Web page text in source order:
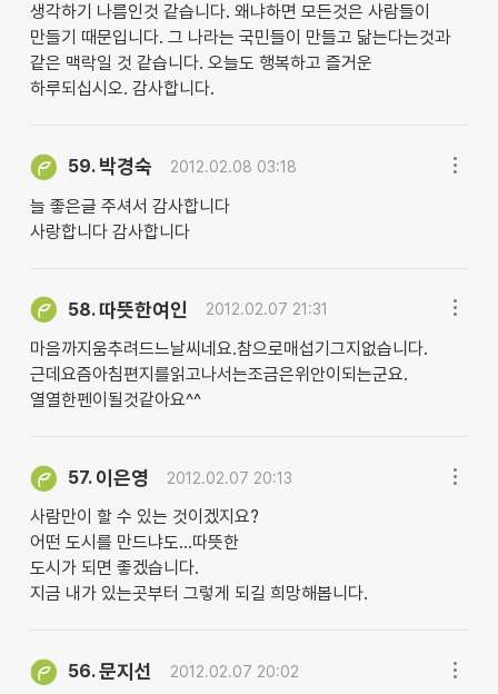
생각하기 나름인것 같습니다. 왜냐하면 모든것은 사람들이
만들기 때문입니다. 그 나라는 국민들이 만들고 닮는다는것과
같은 맥락일 것 같습니다. 오늘도 행복하고 즐거운
하루되십시오. 감사합니다.
59. 박경숙 2012.02.08 03:18
늘 좋은글 주셔서 감사합니다
사랑합니다 감사합니다
58.따뜻한여인 2012.02.07 21:31
마음까지움추려드느날씨네요.참으로매섭기그지없습니다.
근데요즘아침편지를읽고나서는조금은위안이되는군요.
열열한펜이될것같아요^^
57. 이은영 2012.02.07 20:13
사람만이 할 수 있는 것이겠지요?
어떤 도시를 만드냐도...따뜻한
도시가 되면 좋겠습니다.
지금 내가 있는곳부터 그렇게 되길 희망해봅니다.
56.문지선 2012.02.07 20:02